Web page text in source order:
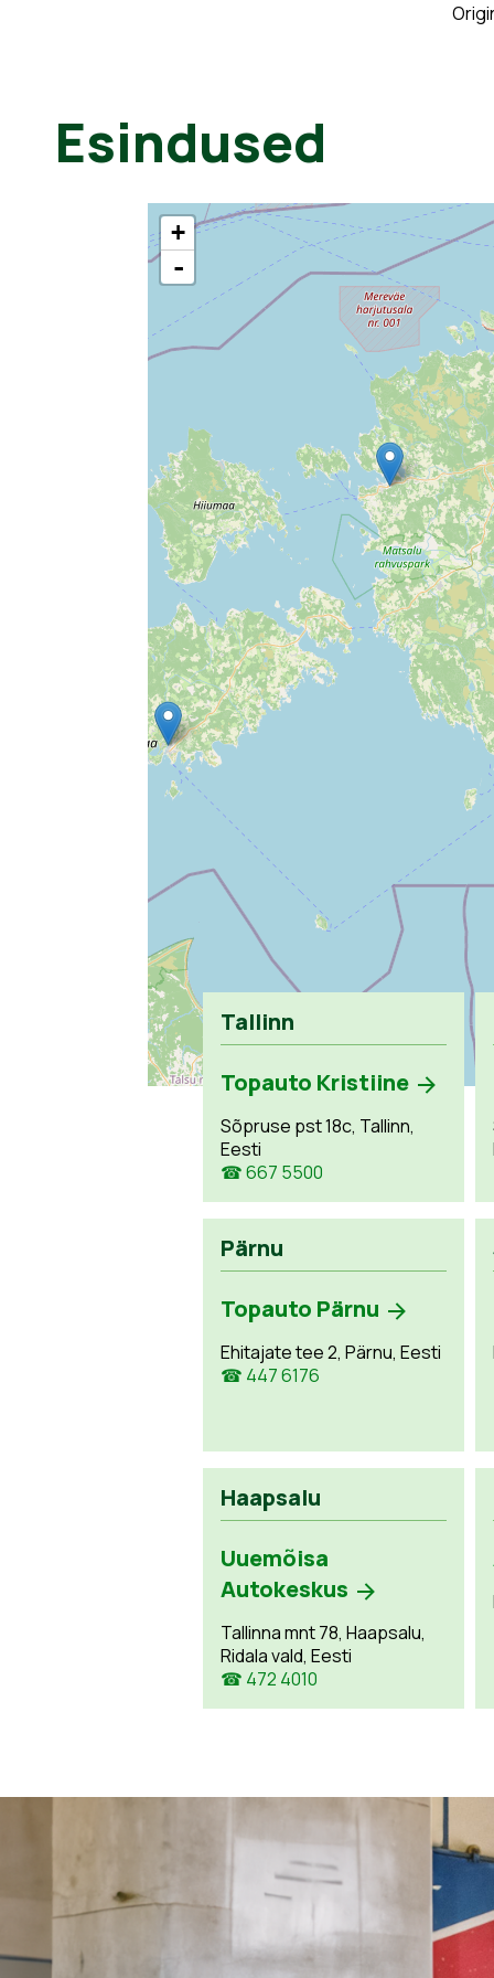
Esindused
+
-
Tallinn
Topauto Kristiine
Sõpruse pst 18c, Tallinn,
Eesti
☎ 667 5500
Pärnu
Topauto Pärnu
Ehitajate tee 2, Pärnu, Eesti
☎ 447 6176
Haapsalu
Uuemõisa
Autokeskus
Tallinna mnt 78, Haapsalu,
Ridala vald, Eesti
☎ 472 4010